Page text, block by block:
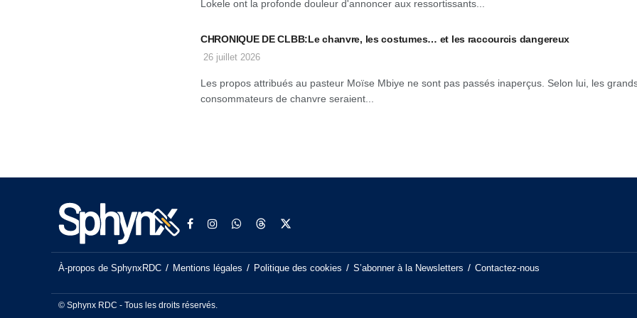
Lokele ont la profonde douleur d'annoncer aux ressortissants...
CHRONIQUE DE CLBB:Le chanvre, les costumes… et les raccourcis dangereux
26 juillet 2026
Les propos attribués au pasteur Moïse Mbiye ne sont pas passés inaperçus. Selon lui, les
consommateurs de chanvre seraient...
À-propos de SphynxRDC Mentions légales Politique des cookies S’abonner à la Newsletters Contactez-nous
© Sphynx RDC - Tous les droits réservés.